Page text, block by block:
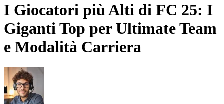
I Giocatori più Alti di FC 25: I
Giganti Top per Ultimate Team
e Modalità Carriera